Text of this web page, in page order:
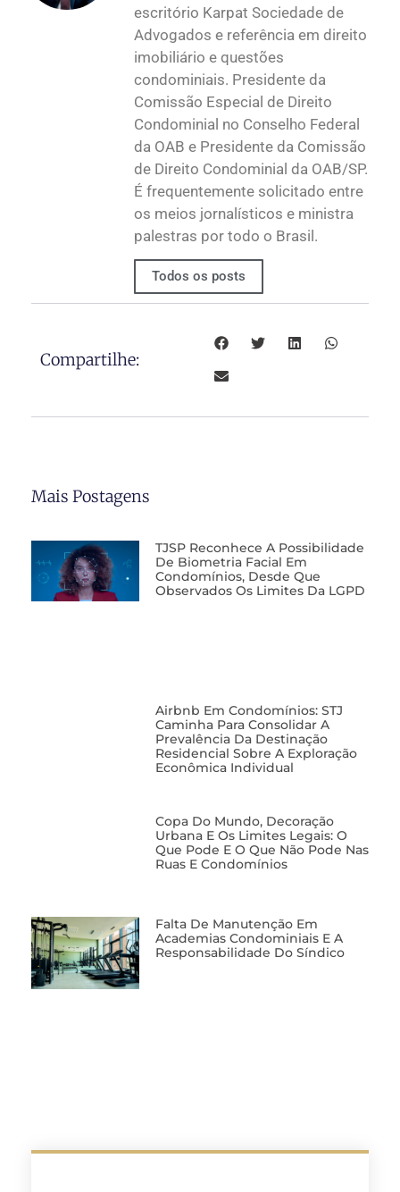
escritório Karpat Sociedade de
Advogados e referência em direito
imobiliário e questões
condominiais. Presidente da
Comissão Especial de Direito
Condominial no Conselho Federal
da OAB e Presidente da Comissão
de Direito Condominial da OAB/SP.
É frequentemente solicitado entre
os meios jornalísticos e ministra
palestras por todo o Brasil.
Todos os posts
Compartilhe:
Mais Postagens
TJSP Reconhece A Possibilidade
De Biometria Facial Em
Condomínios, Desde Que
Observados Os Limites Da LGPD
Airbnb Em Condomínios: STJ
Caminha Para Consolidar A
Prevalência Da Destinação
Residencial Sobre A Exploração
Econômica Individual
Copa Do Mundo, Decoração
Urbana E Os Limites Legais: O
Que Pode E O Que Não Pode Nas
Ruas E Condomínios
Falta De Manutenção Em
Academias Condominiais E A
Responsabilidade Do Síndico